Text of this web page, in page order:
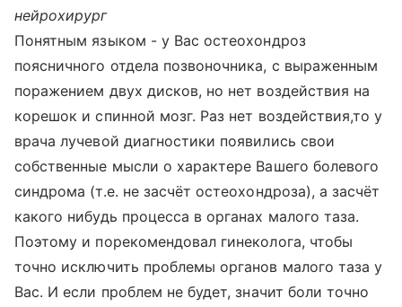
нейрохирург
Понятным языком - у Вас остеохондроз
поясничного отдела позвоночника, с выраженным
поражением двух дисков, но нет воздействия на
корешок и спинной мозг. Раз нет воздействия,то у
врача лучевой диагностики появились свои
собственные мысли о характере Вашего болевого
синдрома (т.е. не засчёт остеохондроза), а засчёт
какого нибудь процесса в органах малого таза.
Поэтому и порекомендовал гинеколога, чтобы
точно исключить проблемы органов малого таза у
Вас. И если проблем не будет, значит боли точно